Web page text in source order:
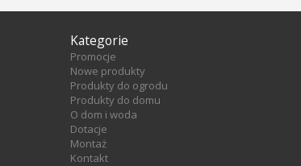
Kategorie
Promocje
Nowe produkty
Produkty do ogrodu
Produkty do domu
O dom i woda
Dotacje
Montaż
Kontakt